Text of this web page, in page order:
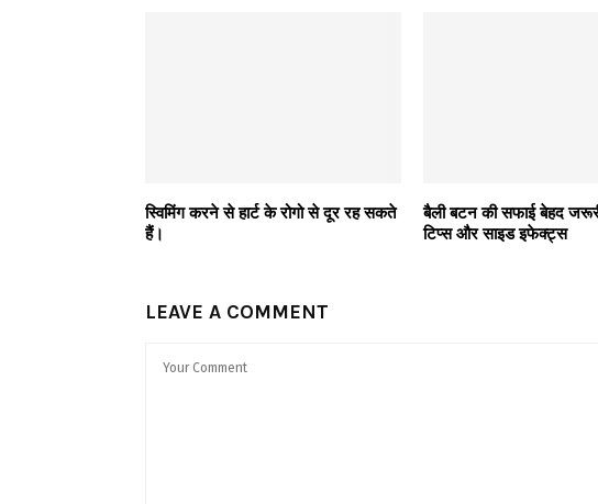
स्विमिंग करने से हार्ट के रोगो से दूर रह सकते
हैं।
बैली बटन की सफाई बेहद
टिप्स और साइड इफेक्ट्स
LEAVE A COMMENT